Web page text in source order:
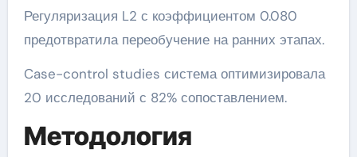
Регуляризация L2 с коэффициентом 0.080
предотвратила переобучение на ранних этапах.
Case-control studies система оптимизировала
20 исследований с 82% сопоставлением.
Методология